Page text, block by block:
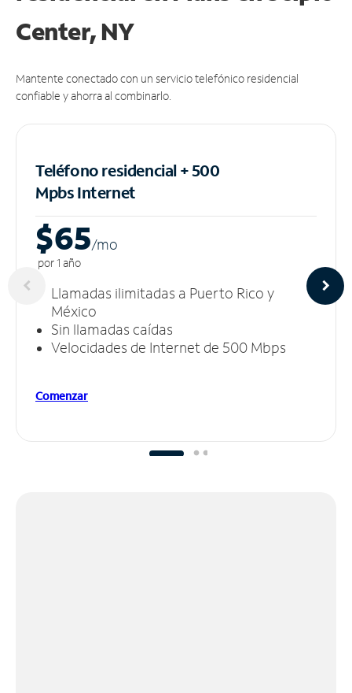
Center, NY
Mantente conectado con un servicio telefónico residencial
confiable y ahorra al combinarlo.
Teléfono residencial + 500
MpbsInternet
$65/mo
por 1 año
Llamadas ilimitadas a Puerto Rico y
México
Sin llamadas caídas
Velocidades de Internet de 500 Mbps
Comenzar